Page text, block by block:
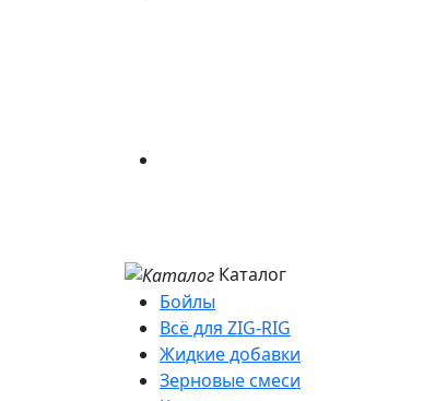
Каталог
Бойлы
Всё для ZIG-RIG
Жидкие добавки
Зерновые смеси